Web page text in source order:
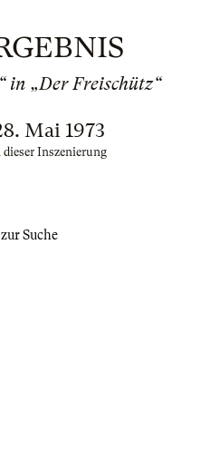
in „Der Freischütz“
Mai 1973
Inszenierung
Suche